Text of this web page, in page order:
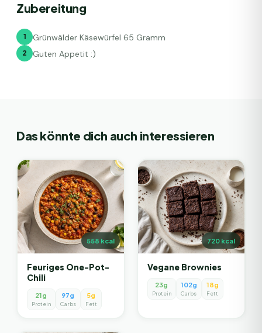
Zubereitung
1 Grünwälder Käsewürfel 65 Gramm
2 Guten Appetit :)
Das könnte dich auch interessieren
558 kcal
Feuriges One-Pot-
Chili
21g
Protein
97g
Carbs
5g
Fett
720kcal
Vegane Brownies
23g
Protein
102g
Carbs
18g
Fett